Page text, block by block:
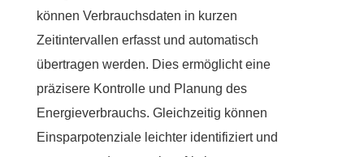
können Verbrauchsdaten in kurzen
Zeitintervallen erfasst und automatisch
übertragen werden. Dies ermöglicht eine
präzisere Kontrolle und Planung des
Energieverbrauchs. Gleichzeitig können
Einsparpotenziale leichter identifiziert und